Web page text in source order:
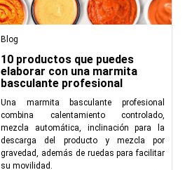
Blog
10 productos que puedes
elaborar con una marmita
basculante profesional
Una marmita basculante profesional
combina calentamiento controlado,
mezcla automática, inclinación para la
descarga del producto y mezcla por
gravedad, además de ruedas para facilitar
su movilidad.